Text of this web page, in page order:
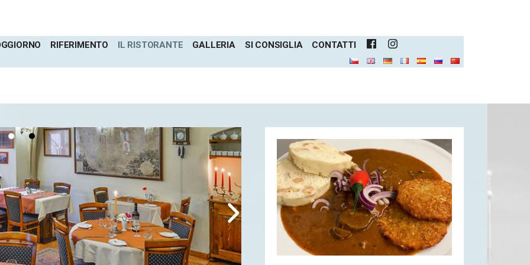
RIFERIMENTO IL RISTORANTE GALLERIA SI CONSIGLIA CONTATTI